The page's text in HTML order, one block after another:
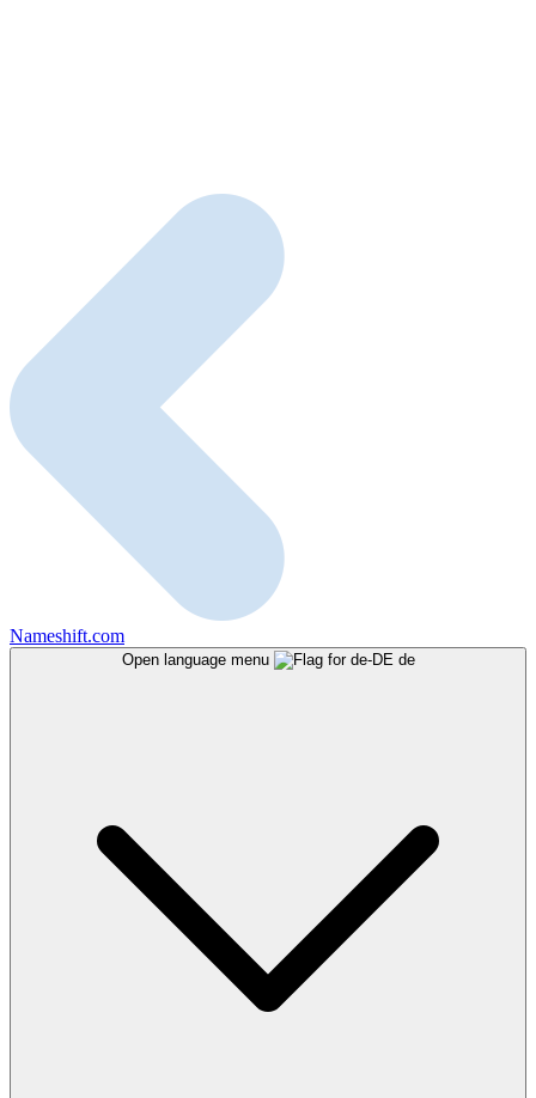
Nameshift.com
Open language menu de